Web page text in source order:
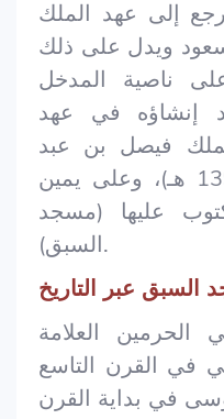
إلى عهد الملك
ويدل على ذلك
ناصية المدخل
إنشاؤه في عهد
فيصل بن عبد
العزيز أيده الله سنة 1391 هـ)، وعلى يمين
عليها (مسجد
السبق).
السبق عبر التاريخ
الحرمين العلامة
في القرن التاسع
في بداية القرن